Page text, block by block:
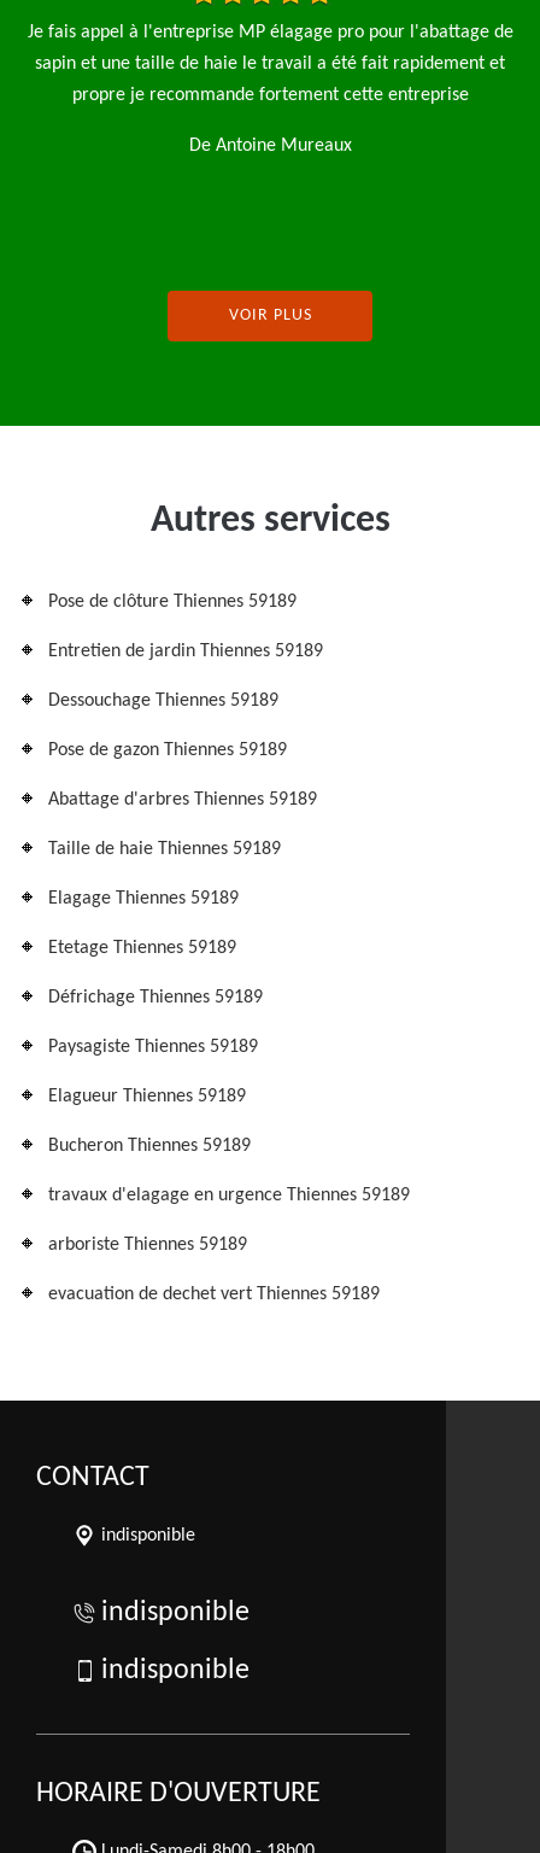
pro pour l'abattage de
fait rapidement et
cette entreprise
Bonjour je mets cet avis suite à
élagage pro pour un élagage complet de 3
l'évacuation des déchets je tiens à
VOIR PLUS
Autres services
Pose de clôture Thiennes 59189
Entretien de jardin Thiennes 59189
Dessouchage Thiennes 59189
Pose de gazon Thiennes 59189
Abattage d'arbres Thiennes 59189
Taille de haie Thiennes 59189
Elagage Thiennes 59189
Etetage Thiennes 59189
Défrichage Thiennes 59189
Paysagiste Thiennes 59189
Elagueur Thiennes 59189
Bucheron Thiennes 59189
travaux d'elagage en urgence Thiennes 59189
arboriste Thiennes 59189
evacuation de dechet vert Thiennes 59189
CONTACT
indisponible
indisponible
indisponible
HORAIRE D'OUVERTURE